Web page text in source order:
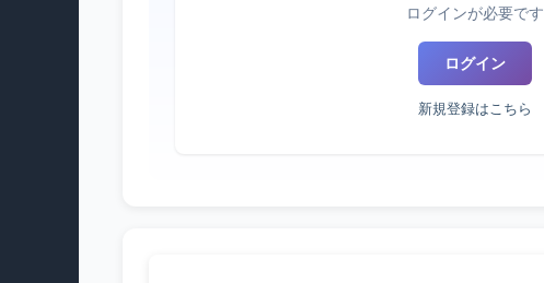
ログインが必要です
ログイン
新規登録はこちら